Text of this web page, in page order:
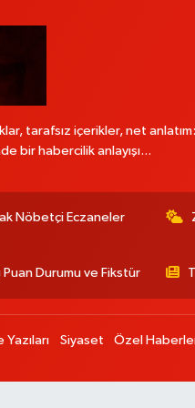
tarafsız içerikler, net anlatım:
bir habercilik anlayışı...
Nöbetçi Eczaneler
Puan Durumu ve Fikstür
Yazıları Siyaset Özel